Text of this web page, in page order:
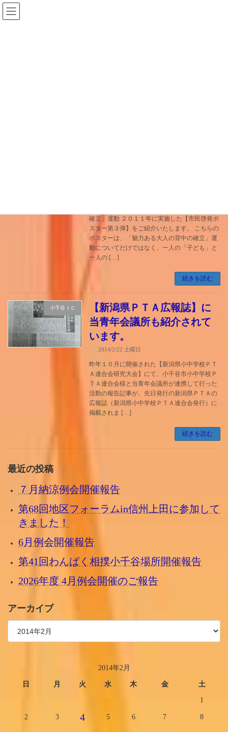
コ
ン
ナ
ビ
確立」運動 ２０１１年に実施した【市民啓発ポ
スター第３弾】をご紹介いたします。 こちらの
ポスターは、「魅力ある大人の背中の確立」運
動についてだけではなく、一人の「子ども」と
一人の […]
続きを読む
小千谷ＪＣ
【新潟県ＰＴＡ広報誌】に
当青年会議所も紹介されて
います。
2014/2/22 土曜日
昨年１０月に開催された【新潟県小中学校ＰＴ
Ａ連合会研究大会】にて、小千谷市小中学校Ｐ
ＴＡ連合会様と当青年会議所が連携して行った
活動の報告記事が、先日発行の新潟県ＰＴＡの
広報誌（新潟県小中学校ＰＴＡ連合会発行）に
掲載されま […]
続きを読む
最近の投稿
７月納涼例会開催報告
第68回地区フォーラムin信州上田に参加して
きました！
6月例会開催報告
第41回わんぱく相撲小千谷場所開催報告
2026年度 4月例会開催のご報告
アーカイブ
2014年2月
日 月 火 水 木 金 土
1
2 3 4 5 6 7 8